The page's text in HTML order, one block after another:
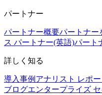
パートナー
パートナー概要パートナー
ス パートナー(英語)パート
詳しく知る
導入事例 アナリスト レポー
ブログエンタープライズ